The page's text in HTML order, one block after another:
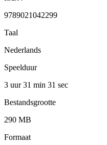
9789021042299
Taal
Nederlands
Speelduur
3 uur 31 min 31 sec
Bestandsgrootte
290 MB
Formaat